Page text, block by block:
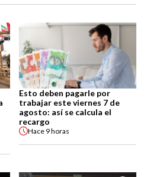
Esto deben pagarle por
trabajar este viernes 7 de
agosto: así se calcula el
recargo
Hace 9 horas